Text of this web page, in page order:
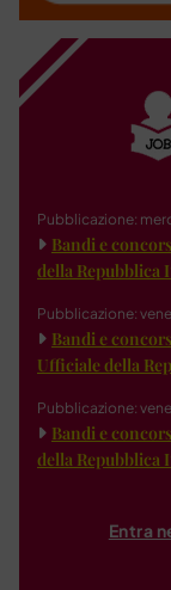
Pubblicazione:
Bandi e
della Repubblica
Pubblicazione:
Bandi e
Ufficiale della
Pubblicazione:
Bandi e
della Repubblica
Entra